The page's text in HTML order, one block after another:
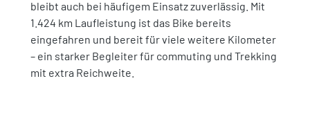
bleibt auch bei häufigem Einsatz zuverlässig. Mit
1.424 km Laufleistung ist das Bike bereits
eingefahren und bereit für viele weitere Kilometer
– ein starker Begleiter für commuting und Trekking
mit extra Reichweite.